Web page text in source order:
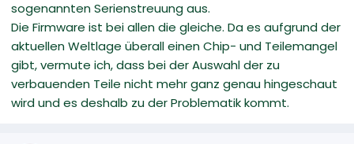
sogenannten Serienstreuung aus.
Die Firmware ist bei allen die gleiche. Da es aufgrund der
aktuellen Weltlage überall einen Chip- und Teilemangel
gibt, vermute ich, dass bei der Auswahl der zu
verbauenden Teile nicht mehr ganz genau hingeschaut
wird und es deshalb zu der Problematik kommt.